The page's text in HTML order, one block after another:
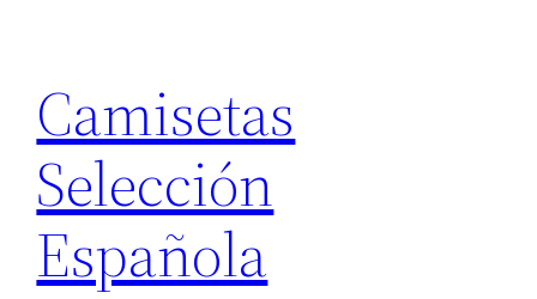
contenido
Camisetas
Selección
Española